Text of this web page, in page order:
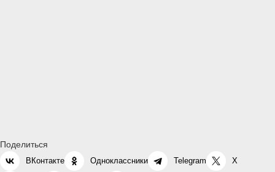
Поделиться
ВКонтакте Одноклассники Telegram X